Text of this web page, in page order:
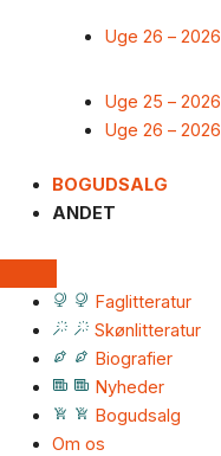
Uge 26 – 2026
Uge 25 – 2026
Uge 26 – 2026
BOGUDSALG
ANDET
Faglitteratur
Skønlitteratur
Biografier
Nyheder
Bogudsalg
Om os